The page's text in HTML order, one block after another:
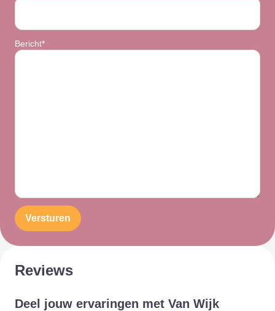
Bericht*
Versturen
Reviews
Deel jouw ervaringen met Van Wijk